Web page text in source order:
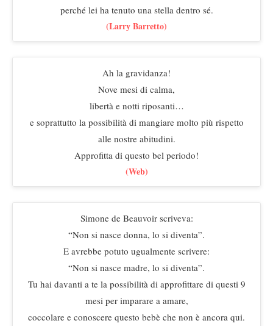
perché lei ha tenuto una stella dentro sé.
(Larry Barretto)
Ah la gravidanza!
Nove mesi di calma,
libertà e notti riposanti…
e soprattutto la possibilità di mangiare molto più rispetto
alle nostre abitudini.
Approfitta di questo bel periodo!
(Web)
Simone de Beauvoir scriveva:
“Non si nasce donna, lo si diventa”.
E avrebbe potuto ugualmente scrivere:
“Non si nasce madre, lo si diventa”.
Tu hai davanti a te la possibilità di approfittare di questi 9
mesi per imparare a amare,
coccolare e conoscere questo bebè che non è ancora qui.